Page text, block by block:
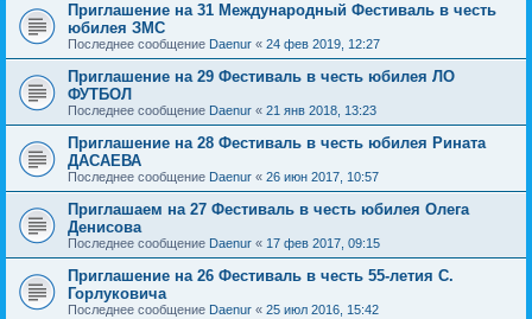
Приглашение на 31 Международный Фестиваль в честь
юбилея ЗМС
Последнее сообщение Daenur « 24 фев 2019, 12:27
Приглашение на 29 Фестиваль в честь юбилея ЛО
ФУТБОЛ
Последнее сообщение Daenur « 21 янв 2018, 13:23
Приглашение на 28 Фестиваль в честь юбилея Рината
ДАСАЕВА
Последнее сообщение Daenur « 26 июн 2017, 10:57
Приглашаем на 27 Фестиваль в честь юбилея Олега
Денисова
Последнее сообщение Daenur « 17 фев 2017, 09:15
Приглашение на 26 Фестиваль в честь 55-летия С.
Горлуковича
Последнее сообщение Daenur « 25 июл 2016, 15:42